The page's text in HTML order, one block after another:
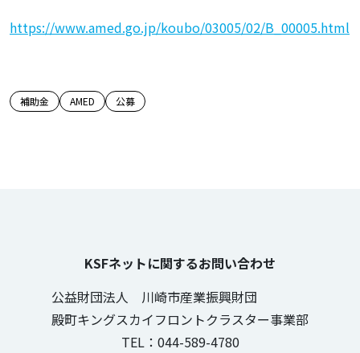
https://www.amed.go.jp/koubo/03005/02/B_00005.html
この記事のタグ
補助金 AMED 公募
KSFネットに関するお問い合わせ
公益財団法人 川崎市産業振興財団
殿町キングスカイフロントクラスター事業部
TEL：044-589-4780